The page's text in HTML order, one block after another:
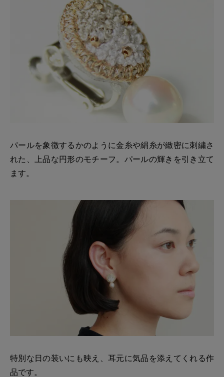
パールを象徴するかのように金糸や絹糸が緻密に刺繍さ
れた、上品な円形のモチーフ。パールの輝きを引き立て
ます。
特別な日の装いにも映え、耳元に気品を添えてくれる作
品です。